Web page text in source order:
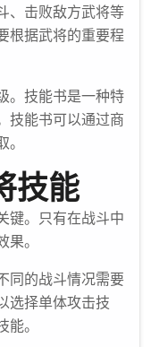
、击败敌方武将等
根据武将的重要程
。技能书是一种特
技能书可以通过商
技能
键。只有在战斗中
。
同的战斗情况需要
选择单体攻击技
。